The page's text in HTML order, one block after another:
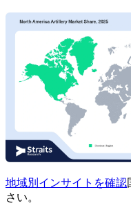
地域別インサイトを確認
さい。